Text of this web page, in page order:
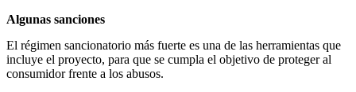
Algunas sanciones
El régimen sancionatorio más fuerte es una de las herramientas que
incluye el proyecto, para que se cumpla el objetivo de proteger al
consumidor frente a los abusos.